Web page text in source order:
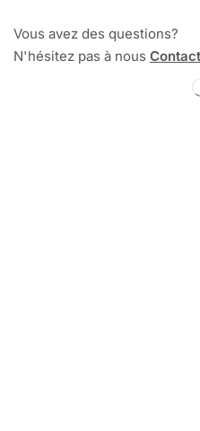
Vous avez des questions?
N'hésitez pas à nous